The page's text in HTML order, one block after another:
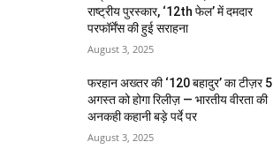
राष्ट्रीय पुरस्कार, ‘12th फेल’ में दमदार
परफॉर्मेंस की हुई सराहना
August 3, 2025
फरहान अख्तर की ‘120 बहादुर’ का टीज़र 5
अगस्त को होगा रिलीज़ — भारतीय वीरता की
अनकही कहानी बड़े पर्दे पर
August 3, 2025